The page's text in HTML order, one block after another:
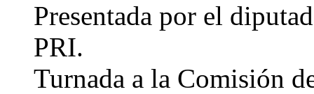
Presentada por el
PRI.
Turnada a la Comisión